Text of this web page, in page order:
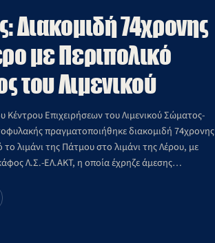
Διακομιδή 74χρονης
με Περιπολικό
του Λιμενικού
Κέντρου Επιχειρήσεων του Λιμενικού Σώματος-
πραγματοποιήθηκε διακομιδή 74χρονης
λιμάνι της Πάτμου στο λιμάνι της Λέρου, με
Λ.Σ.-ΕΛ.ΑΚΤ, η οποία έχρηζε άμεσης